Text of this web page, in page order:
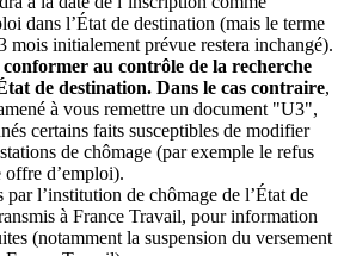
dans l’État de destination (mais le terme
mois initialement prévue restera inchangé).
conformer au contrôle de la recherche
tat de destination. Dans le cas contraire,
à vous remettre un document "U3",
certains faits susceptibles de modifier
de chômage (par exemple le refus
offre d’emploi).
par l’institution de chômage de l’État de
à France Travail, pour information
(notamment la suspension du versement